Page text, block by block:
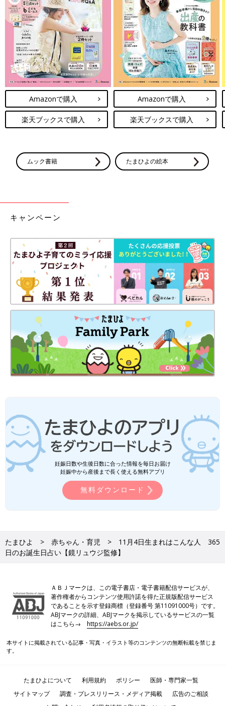
Amazonで購入
楽天ブックスで購入
Amazonで購入
楽天ブックスで購入
ムック書籍 たまひよの絵本
キャンペーン
妊娠日数や生後日数に合った情報を毎日お届け
妊娠中から産後まで長く使える無料アプリ
無料ダウンロード
たまひよ 赤ちゃん・育児
11月4日生まれはこんな人 365
日のお誕生日占い【鏡リュウジ監修】
ＡＢＪマークは、この電子書店・電子書籍配信サービスが、
著作権者からコンテンツ使用許諾を得た正規版配信サービス
であることを示す登録商標（登録番号 第11091000号）です。
ABJマークの詳細、ABJマークを掲示しているサービスの一覧
はこちら→https://aebs.or.jp/
本サイトに掲載されている記事・写真・イラスト等のコンテンツの無断転載を禁じま
す。
たまひよについて 利用規約 ポリシー
医師・専門家一覧
サイトマップ
調査・プレスリリース・メディア掲載
広告のご相談